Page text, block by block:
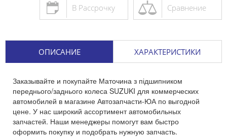
Сравнение
В Рассрочку
ОПИСАНИЕ ХАРАКТЕРИСТИКИ
Заказывайте и покупайте Маточина з підшипником
переднього/заднього колеса SUZUKI для коммерческих
автомобилей в магазине Автозапчасти-ЮА по выгодной
цене. У нас широкий ассортимент автомобильных
запчастей. Наши менеджеры помогут вам быстро
оформить покупку и подобрать нужную запчасть.